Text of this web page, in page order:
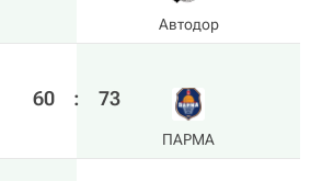
Автодор
60 : 73
ПАРМА